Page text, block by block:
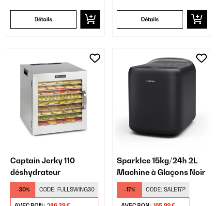
Détails Détails
Captain Jerky 110
déshydrateur
-30% CODE: FULLSWING30
SparkIce 15kg/24h 2L
Machine à Glaçons Noir
-17% CODE: SALE17P